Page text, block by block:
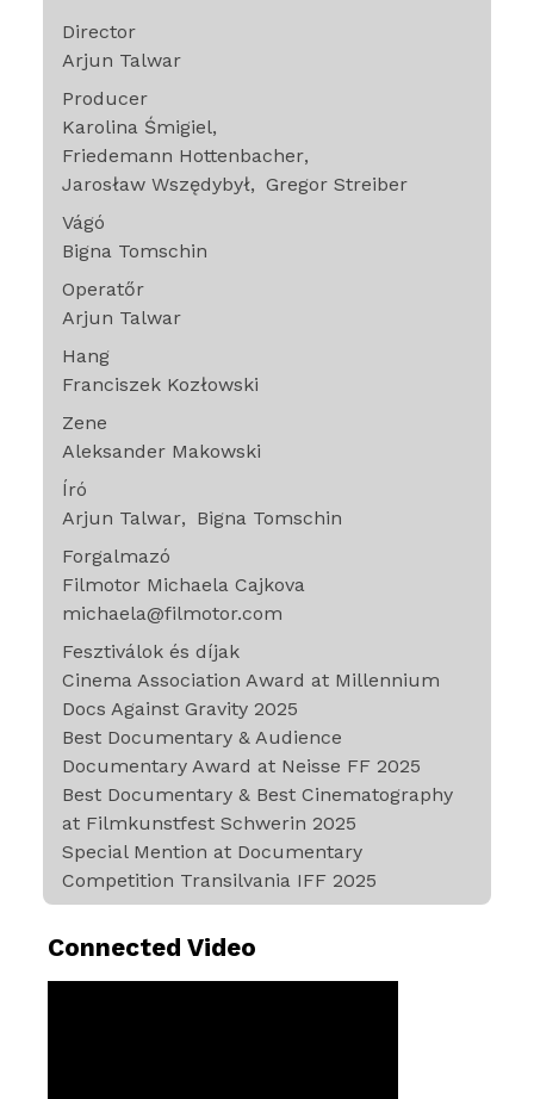
Director
Arjun Talwar
Producer
Karolina Śmigiel
Friedemann Hottenbacher
Jarosław Wszędybył
Gregor Streiber
Vágó
Bigna Tomschin
Operatőr
Arjun Talwar
Hang
Franciszek Kozłowski
Zene
Aleksander Makowski
Író
Arjun Talwar
Bigna Tomschin
Forgalmazó
Filmotor Michaela Cajkova
michaela@filmotor.com
Fesztiválok és díjak
Cinema Association Award at Millennium
Docs Against Gravity 2025
Best Documentary & Audience
Documentary Award at Neisse FF 2025
Best Documentary & Best Cinematography
at Filmkunstfest Schwerin 2025
Special Mention at Documentary
Competition Transilvania IFF 2025
Connected Video